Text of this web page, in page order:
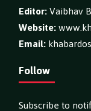
Editor:Vaibhav
Website:
Email:
Follow
Subscribe to